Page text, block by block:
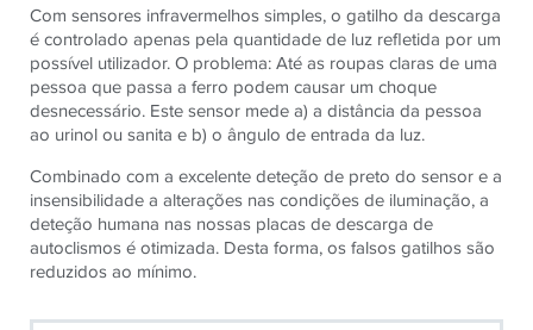
Com sensores infravermelhos simples, o gatilho da descarga
é controlado apenas pela quantidade de luz refletida por um
possível utilizador. O problema: Até as roupas claras de uma
pessoa que passa a ferro podem causar um choque
desnecessário. Este sensor mede a) a distância da pessoa
ao urinol ou sanita e b) o ângulo de entrada da luz.
Combinado com a excelente deteção de preto do sensor e a
insensibilidade a alterações nas condições de iluminação, a
deteção humana nas nossas placas de descarga de
autoclismos é otimizada. Desta forma, os falsos gatilhos são
reduzidos ao mínimo.